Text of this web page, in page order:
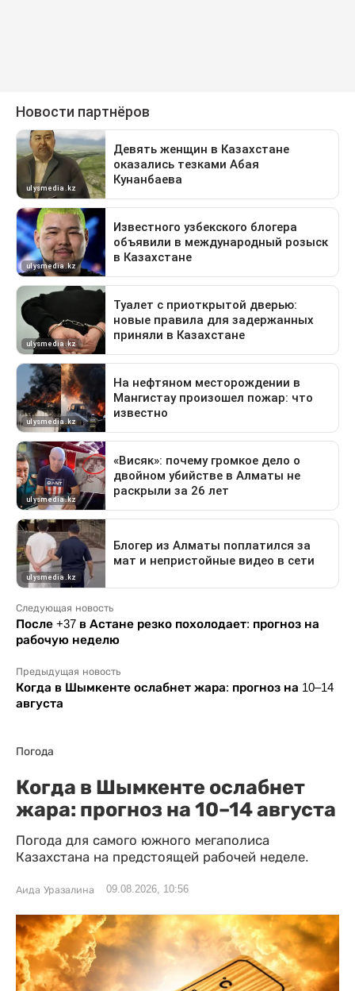
Следующая новость
После +37 в Астане резко похолодает: прогноз на
рабочую неделю
Предыдущая новость
Когда в Шымкенте ослабнет жара: прогноз на 10–14
августа
Погода
Когда в Шымкенте ослабнет
жара: прогноз на 10–14 августа
Погода для самого южного мегаполиса
Казахстана на предстоящей рабочей неделе.
Аида Уразалина 09.08.2026, 10:56